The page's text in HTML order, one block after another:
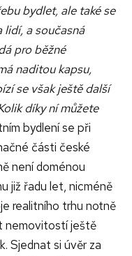
bydlet, ale také se
lidí, a současná
pro běžné
naditou kapsu,
se však ještě další
díky ní můžete
bydlení se při
části české
není doménou
již řadu let, nicméně
realitního trhu notně
nemovitostí ještě
Sjednat si úvěr za